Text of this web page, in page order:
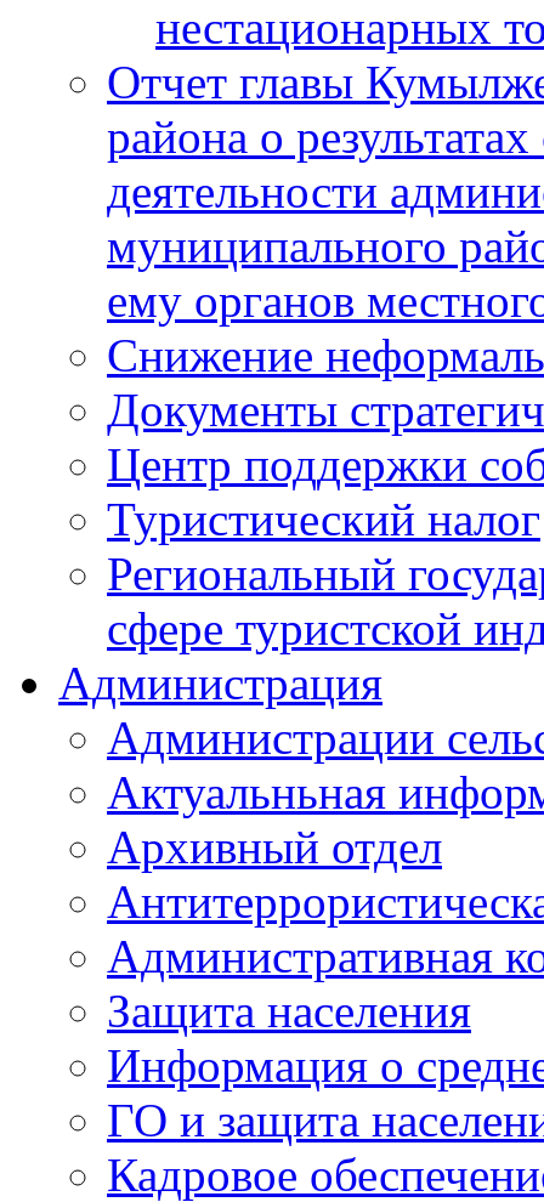
нестационарных
Отчет главы
района о
деятельности
муниципального
ему органов
Снижение
Документы
Центр поддержки
Туристический налог
Региональный
сфере туристской
Администрация
Администрации
Актуальньная
Архивный отдел
Административная
Защита населения
Информация о
ГО и защита
Кадровое